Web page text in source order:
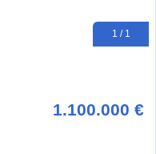
1 / 1
1.100.000 €